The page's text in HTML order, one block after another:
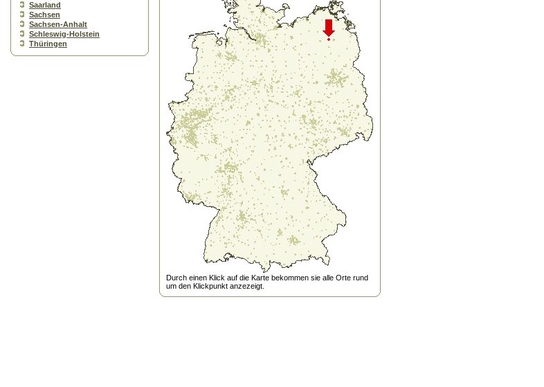
Saarland
Sachsen
Sachsen-Anhalt
Schleswig-Holstein
Thüringen
Durch einen Klick auf die Karte bekommen sie alle Orte rund
um den Klickpunkt anzezeigt.